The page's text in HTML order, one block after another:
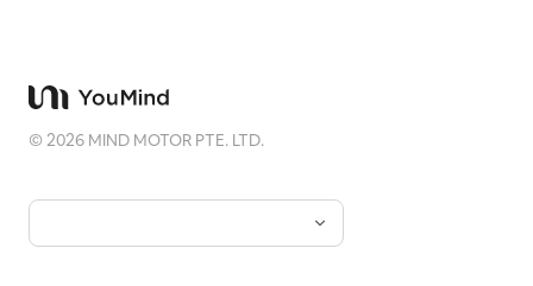
©2026 MIND MOTOR PTE. LTD.